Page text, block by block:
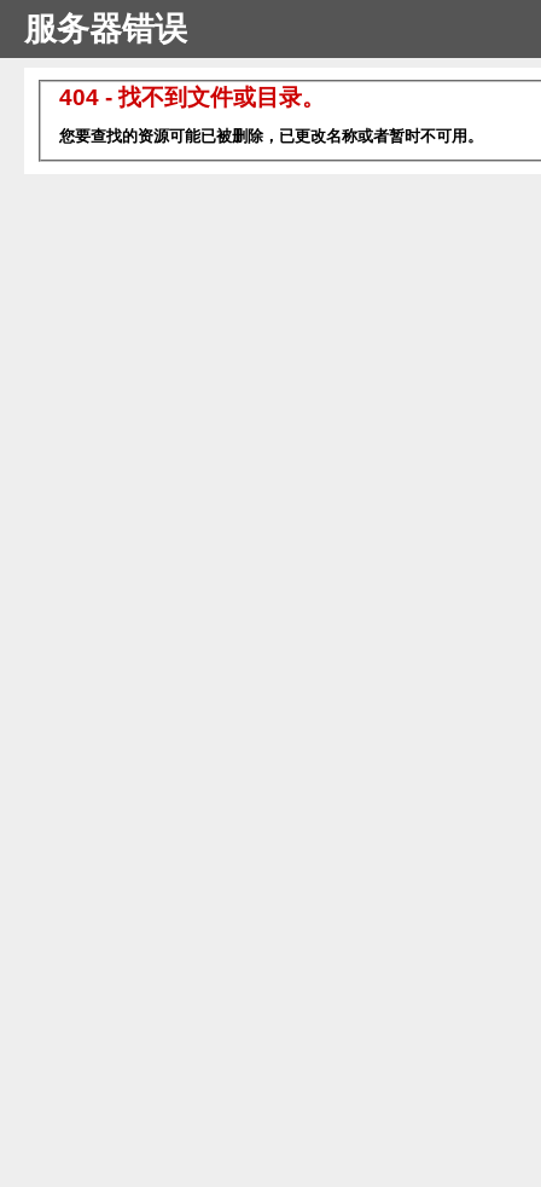
服务器错误
404 - 找不到文件或目录。
您要查找的资源可能已被删除，已更改名称或者暂时不可用。